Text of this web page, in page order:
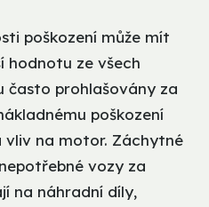
poškození může mít
hodnotu ze všech
často prohlašovány za
poškození
vliv na motor. Záchytné
vozy za
na náhradní díly,